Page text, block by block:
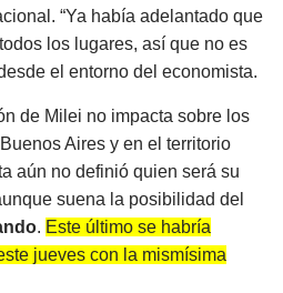
“Ya había adelantado que
los lugares, así que no es
el entorno del economista.
de Milei no impacta sobre los
Aires y en el territorio
aún no definió quien será su
suena la posibilidad del
. Este último se habría
jueves con la mismísima